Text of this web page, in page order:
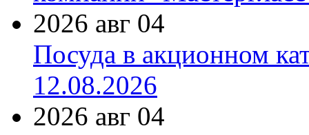
2026 авг 04
Посуда в акционном
12.08.2026
2026 авг 04